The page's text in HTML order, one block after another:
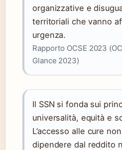
organizzative e
territoriali che vanno
urgenza.
Rapporto OCSE 2023
Glance 2023)
Il SSN si fonda sui
universalità, equità e
L’accesso alle cure
dipendere dal reddito